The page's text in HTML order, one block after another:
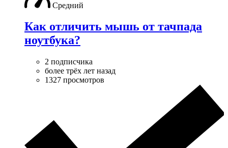
Средний
Как отличить мышь от тачпада
ноутбука?
2 подписчика
более трёх лет назад
1327 просмотров